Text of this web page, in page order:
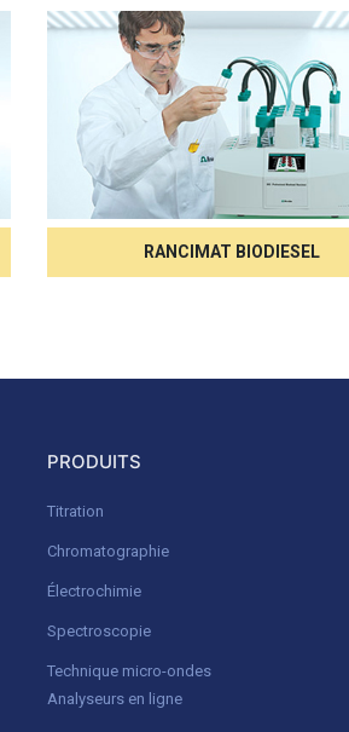
RANCIMAT BIODIESEL
PRODUITS
Titration
Chromatographie
Électrochimie
Spectroscopie
Technique micro-ondes
Analyseurs en ligne